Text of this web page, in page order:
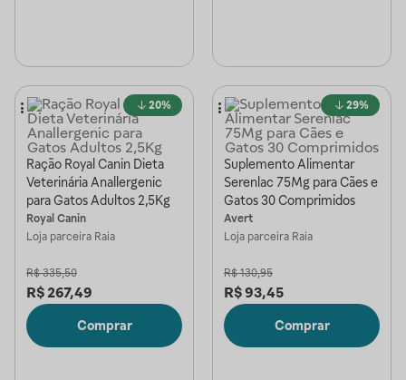
20%
Ração Royal Canin Dieta
Veterinária Anallergenic
para Gatos Adultos 2,5Kg
Royal Canin
Loja parceira Raia
R$ 335,50
R$ 267,49
Comprar
29%
Suplemento Alimentar
Serenlac 75Mg para Cães e
Gatos 30 Comprimidos
Avert
Loja parceira Raia
R$ 130,95
R$93,45
Comprar